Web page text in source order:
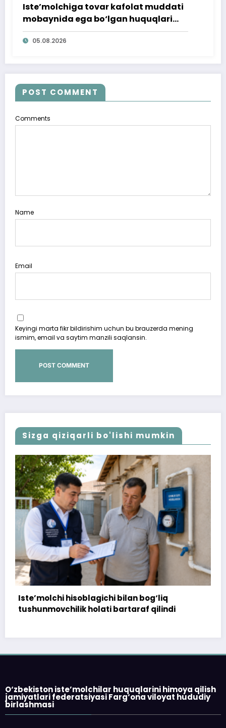
Iste’molchiga tovar kafolat muddati
mobaynida ega bo‘lgan huquqlari
ta’minlab berildi
05.08.2026
POST COMMENT
Comments
Name
Email
Keyingi marta fikr bildirishim uchun bu brauzerda mening
ismim, email va saytim manzili saqlansin.
Sizga qiziqarli bo'lishi mumkin
bilan bog‘liq
bartaraf qilindi
172 million so‘m to‘landi,
topshirilmadi…
O‘zbekiston iste’molchilar huquqlarini himoya qilish
jamiyatlari federatsiyasi Farg‘ona viloyat hududiy
birlashmasi